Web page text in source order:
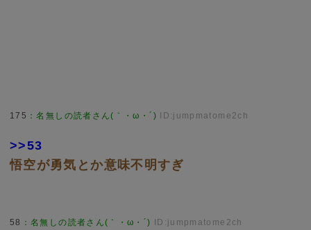
175 ：名無しの読者さん(｀・ω・´) ID:jumpmatome2ch
>>53
悟空が勇気とか意味不明すぎ
58 ：名無しの読者さん(｀・ω・´) ID:jumpmatome2ch